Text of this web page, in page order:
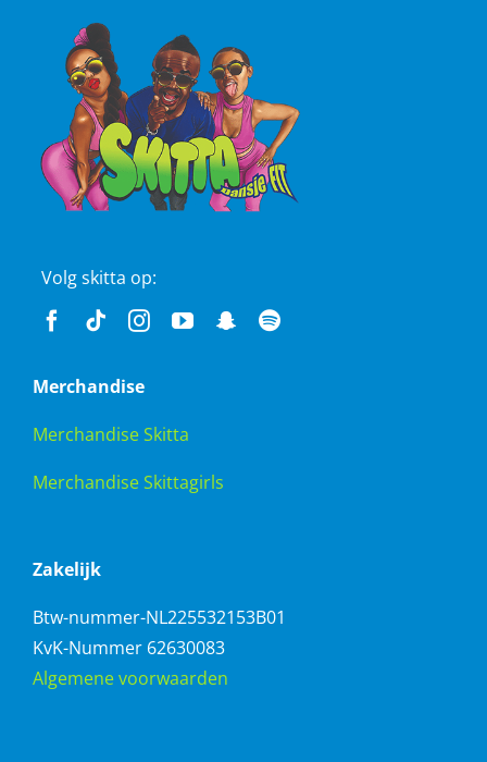
Volg skitta op:
Merchandise
Merchandise Skitta
Merchandise Skittagirls
Zakelijk
Btw-nummer-NL225532153B01
KvK-Nummer 62630083
Algemene voorwaarden